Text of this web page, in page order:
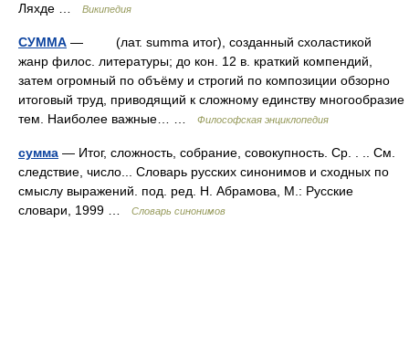
Ляхде …
Википедия
СУММА — (лат. summa итог), созданный схоластикой
жанр филос. литературы; до кон. 12 в. краткий компендий,
затем огромный по объёму и строгий по композиции обзорно
итоговый труд, приводящий к сложному единству многообразие
тем. Наиболее важные… …
Философская энциклопедия
сумма — Итог, сложность, собрание, совокупность. Ср. . .. См.
следствие, число... Словарь русских синонимов и сходных по
смыслу выражений. под. ред. Н. Абрамова, М.: Русские
словари, 1999 …
Словарь синонимов